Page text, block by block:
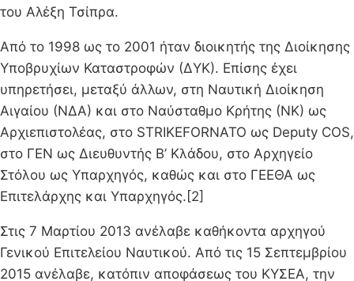
του Αλέξη Τσίπρα.
Από το 1998 ως το 2001 ήταν διοικητής της Διοίκησης
Υποβρυχίων Καταστροφών (ΔΥΚ). Επίσης έχει
υπηρετήσει, μεταξύ άλλων, στη Ναυτική Διοίκηση
Αιγαίου (ΝΔΑ) και στο Ναύσταθμο Κρήτης (ΝΚ) ως
Αρχιεπιστολέας, στο STRIKEFORNATO ως Deputy COS,
στο ΓΕΝ ως Διευθυντής Β’ Κλάδου, στο Αρχηγείο
Στόλου ως Υπαρχηγός, καθώς και στο ΓΕΕΘΑ ως
Επιτελάρχης και Υπαρχηγός.[2]
Στις 7 Μαρτίου 2013 ανέλαβε καθήκοντα αρχηγού
Γενικού Επιτελείου Ναυτικού. Από τις 15 Σεπτεμβρίου
2015 ανέλαβε, κατόπιν αποφάσεως του ΚΥΣΕΑ, την